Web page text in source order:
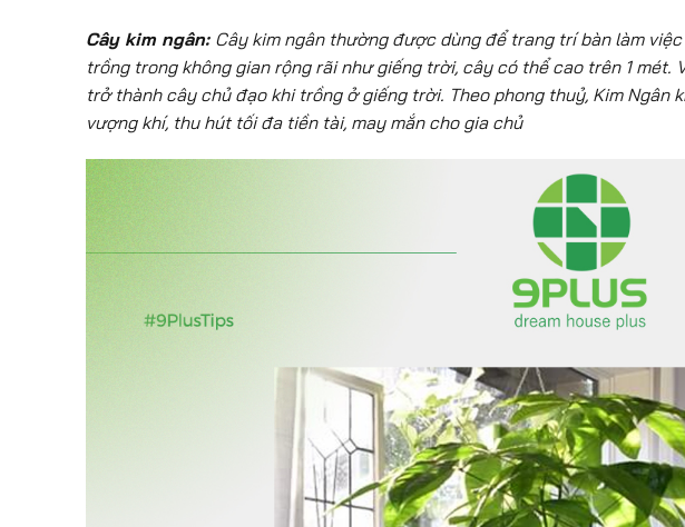
Cây kim ngân: Cây kim ngân thường được dùng để trang trí bàn làm
trồng trong không gian rộng rãi như giếng trời, cây có thể cao trên 1
trở thành cây chủ đạo khi trồng ở giếng trời. Theo phong thuỷ, Kim
vượng khí, thu hút tối đa tiền tài, may mắn cho gia chủ